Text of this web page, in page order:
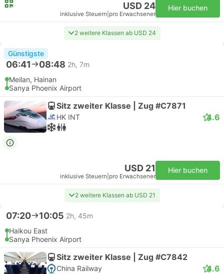
USD 24
inklusive Steuern pro Erwachsener
Hier buchen
2 weitere Klassen ab USD 24
Günstigste
06:41 08:48 2h, 7m
Meilan, Hainan
Sanya Phoenix Airport
Sitz zweiter Klasse | Zug #C7871
HK INT 4.6
USD 21
inklusive Steuern pro Erwachsener
Hier buchen
2 weitere Klassen ab USD 21
07:20 10:05 2h, 45m
Haikou East
Sanya Phoenix Airport
Sitz zweiter Klasse | Zug #C7842
China Railway 4.6